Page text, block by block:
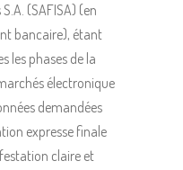
(SAFISA) (en
bancaire), étant
les phases de la
électronique
demandées
expresse finale
claire et